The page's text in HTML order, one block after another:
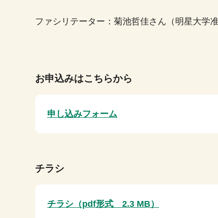
ファシリテーター：菊池哲佳さん（明星大学
お申込みはこちらから
申し込みフォーム
チラシ
チラシ（pdf形式 2.3 MB）